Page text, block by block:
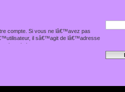
compte. Si vous ne lâ€™avez pas
il sâ€™agit de lâ€™adresse
inscription.